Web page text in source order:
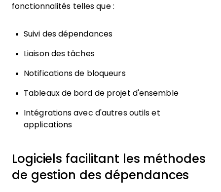
fonctionnalités telles que :
Suivi des dépendances
Liaison des tâches
Notifications de bloqueurs
Tableaux de bord de projet d'ensemble
Intégrations avec d'autres outils et
applications
Logiciels facilitant les méthodes
de gestion des dépendances